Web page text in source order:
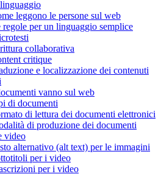
leggono le persone sul web
per un linguaggio semplice
collaborativa
critique
e localizzazione dei contenuti
vanno sul web
di documenti
di lettura dei documenti elettronici
di produzione dei documenti
video
alternativo (alt text) per le immagini
per i video
per i video